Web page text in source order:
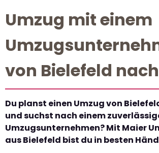
Umzug mit einem
von Bielefeld
Du planst einen Umzug von
und suchst nach einem
Umzugsunternehmen? Mit Maier
aus Bielefeld bist du in besten